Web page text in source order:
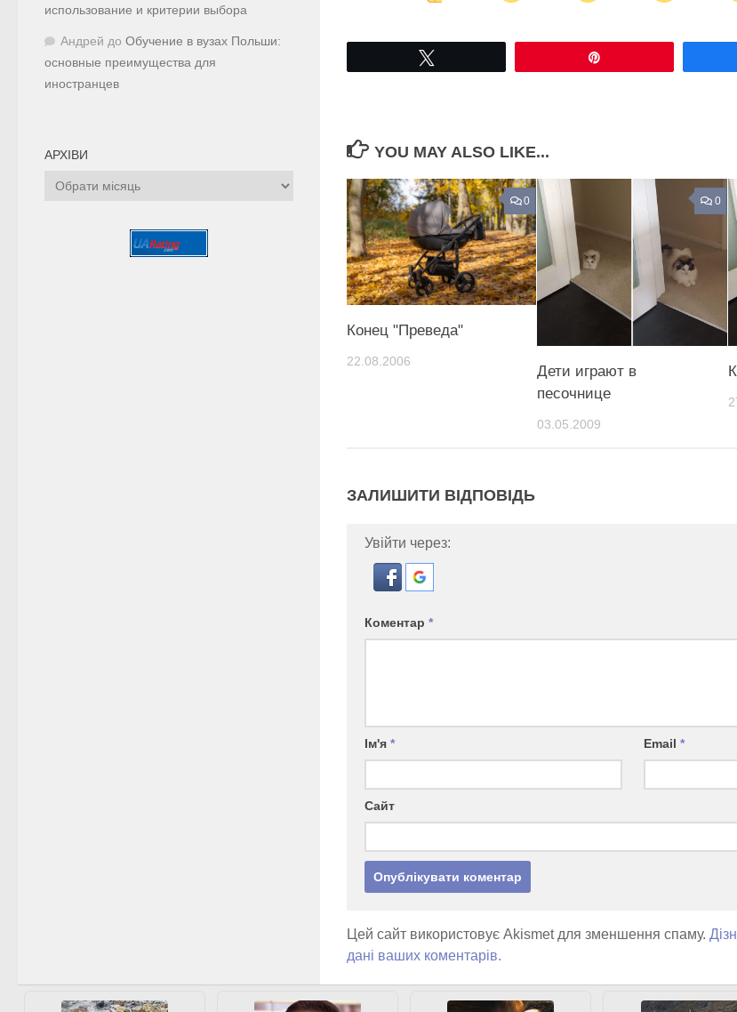
Share on Facebook Share on LinkedIn
YOU MAY ALSO LIKE...
0
Конец "Преведа"
22.08.2006
0
Дети играют в
песочнице
03.05.2009
ЗАЛИШИТИ ВІДПОВІДЬ
Увійти через:
Коментар *
Ім'я * Email*
Сайт
Цей сайт використовує Akismet для зменшення спаму.
дані ваших коментарів.
использование и критерии выбора
Андрей до Обучение в вузах Польши:
основные преимущества для
иностранцев
АРХІВИ
Архіви